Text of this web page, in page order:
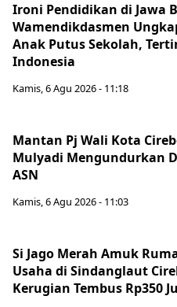
Ironi Pendidikan di Jawa
Wamendikdasmen
Anak Putus Sekolah,
Indonesia
Kamis, 6 Agu 2026 - 11:18
Mantan Pj Wali Kota
Mulyadi Mengundurkan
ASN
Kamis, 6 Agu 2026 - 11:03
Si Jago Merah Amuk
Usaha di Sindanglaut
Kerugian Tembus Rp350